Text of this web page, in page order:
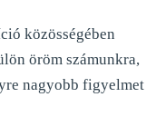
közösségében
öröm számunkra,
nagyobb figyelmet